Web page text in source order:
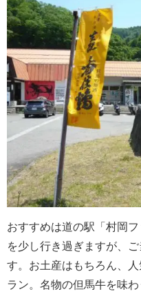
おすすめは道の駅「村岡
を少し行き過ぎますが、
す。お土産はもちろん、
ラン。名物の但馬牛を味わ